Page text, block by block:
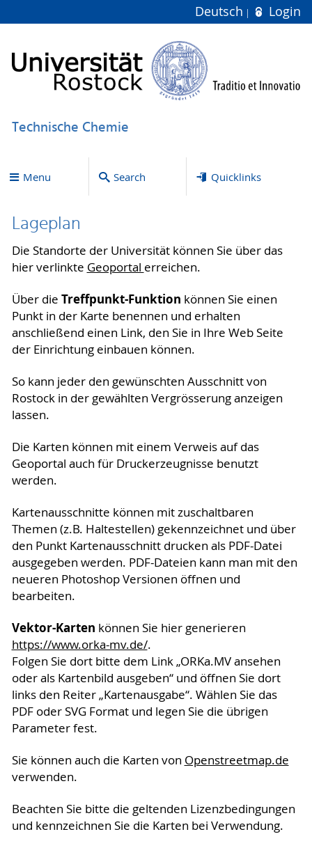
Deutsch Login
Technische Chemie
Menu Search Quicklinks
Lageplan
Die Standorte der Universität können Sie über das
hier verlinkte Geoportal erreichen.
Über die Treffpunkt-Funktion können Sie einen
Punkt in der Karte benennen und erhalten
anschließend einen Link, den Sie in Ihre Web Seite
der Einrichtung einbauen können.
So kann jeder den gewünschten Ausschnitt von
Rostock in der gewählten Vergrösserung anzeigen
lassen.
Die Karten können mit einem Verweis auf das
Geoportal auch für Druckerzeugnisse benutzt
werden.
Kartenausschnitte können mit zuschaltbaren
Themen (z.B. Haltestellen) gekennzeichnet und über
den Punkt Kartenausschnitt drucken als PDF-Datei
ausgegeben werden. PDF-Dateien kann man mit den
neueren Photoshop Versionen öffnen und
bearbeiten.
Vektor-Karten können Sie hier generieren
https://www.orka-mv.de/.
Folgen Sie dort bitte dem Link „ORKa.MV ansehen
oder als Kartenbild ausgeben“ und öffnen Sie dort
links den Reiter „Kartenausgabe“. Wählen Sie das
PDF oder SVG Format und legen Sie die übrigen
Parameter fest.
Sie können auch die Karten von Openstreetmap.de
verwenden.
Beachten Sie bitte die geltenden Lizenzbedingungen
und kennzeichnen Sie die Karten bei Verwendung.